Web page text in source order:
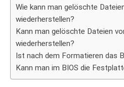
Wie kann man gelöschte
wiederherstellen?
Kann man gelöschte Dateien
wiederherstellen?
Ist nach dem Formatieren das
Kann man im BIOS die